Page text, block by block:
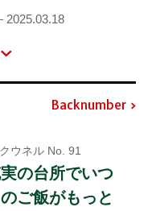
Backnumber
ウネル No. 91
の台所でいつ
ご飯がもっと